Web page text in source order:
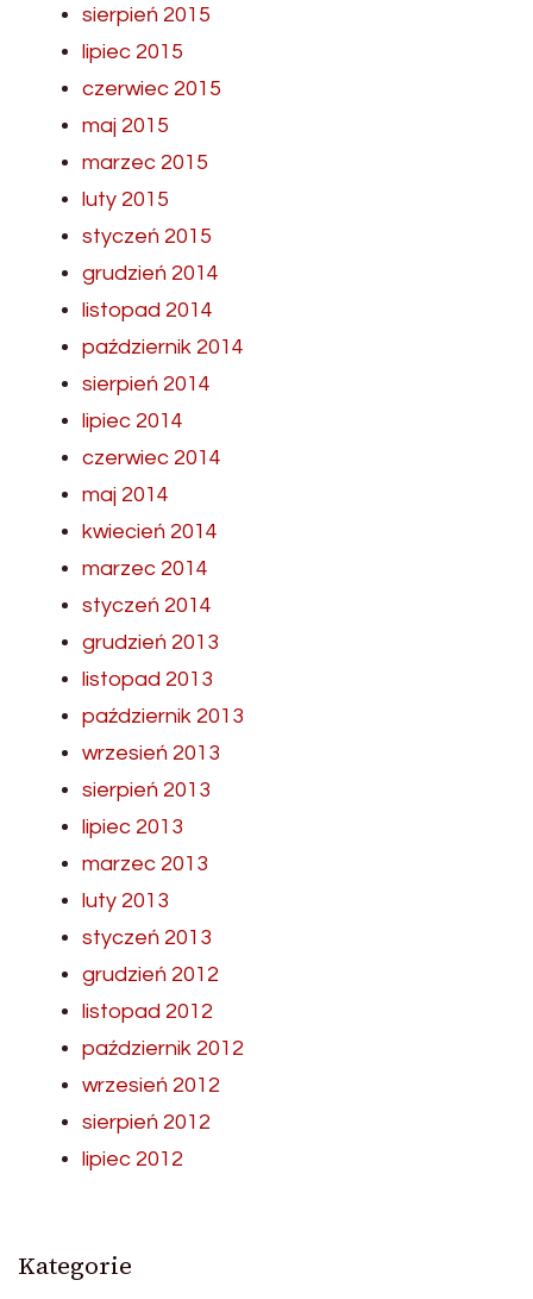
sierpień 2015
lipiec 2015
czerwiec 2015
maj 2015
marzec 2015
luty 2015
styczeń 2015
grudzień 2014
listopad 2014
październik 2014
sierpień 2014
lipiec 2014
czerwiec 2014
maj 2014
kwiecień 2014
marzec 2014
styczeń 2014
grudzień 2013
listopad 2013
październik 2013
wrzesień 2013
sierpień 2013
lipiec 2013
marzec 2013
luty 2013
styczeń 2013
grudzień 2012
listopad 2012
październik 2012
wrzesień 2012
sierpień 2012
lipiec 2012
Kategorie